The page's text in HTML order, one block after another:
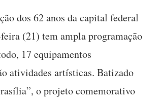
dos 62 anos da capital federal
(21) tem ampla programação
17 equipamentos
atividades artísticas. Batizado
o projeto comemorativo